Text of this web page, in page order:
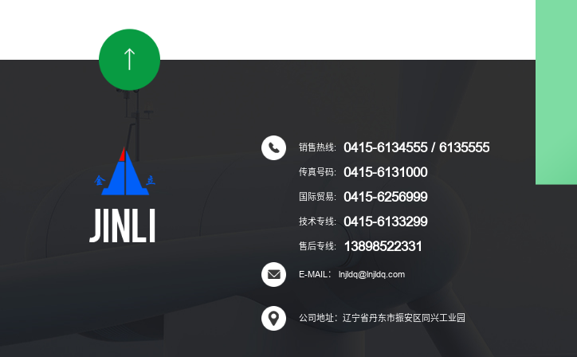
销售热线: 0415-6134555 / 6135555
传真号码: 0415-6131000
国际贸易: 0415-6256999
技术专线: 0415-6133299
售后专线: 13898522331
E-MAIL： lnjldq@lnjldq.com
公司地址：辽宁省丹东市振安区同兴工业园